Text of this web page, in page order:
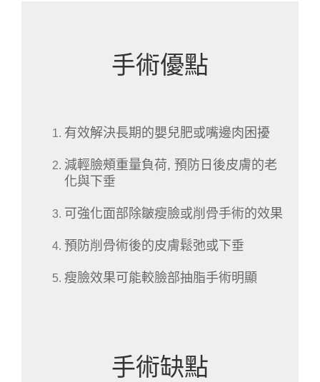
手術優點
有效解決長期的嬰兒肥或嘴邊肉困擾
減輕臉頰重量負荷, 預防日後皮膚的老
化與下垂
可強化面部除皺瘦臉或削骨手術的效果
預防削骨術後的皮膚鬆弛或下垂
瘦臉效果可能較臉部抽脂手術明顯
手術缺點